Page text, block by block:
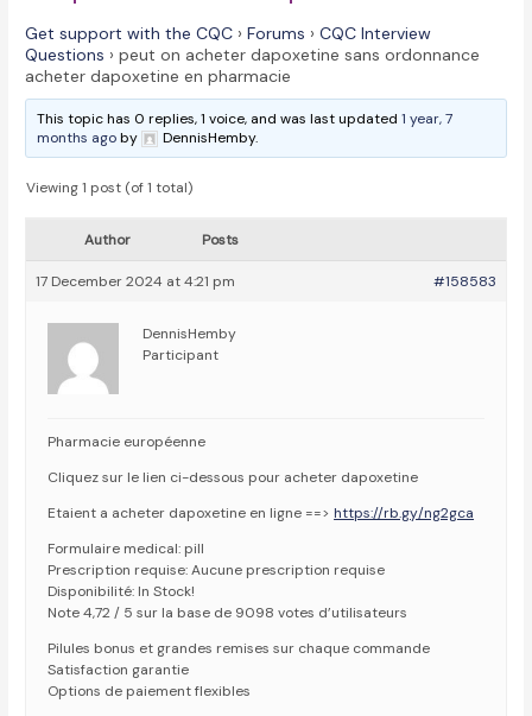
Get support with the CQC › Forums › CQC Interview
Questions › peut on acheter dapoxetine sans ordonnance
acheter dapoxetine en pharmacie
This topic has 0 replies, 1 voice, and was last updated1 year, 7
months agoby DennisHemby.
Viewing 1 post (of 1 total)
Author Posts
17 December 2024 at 4:21 pm #158583
DennisHemby
Participant
Pharmacie européenne
Cliquez sur le lien ci-dessous pour acheter dapoxetine
Etaient a acheter dapoxetine en ligne ==>https://rb.gy/ng2gca
Formulaire medical: pill
Prescription requise: Aucune prescription requise
Disponibilité: In Stock!
Note 4,72 / 5 sur la base de 9098 votes d’utilisateurs
Pilules bonus et grandes remises sur chaque commande
Satisfaction garantie
Options de paiement flexibles